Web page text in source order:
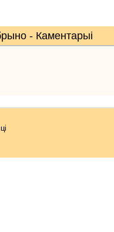
- Каментарыі